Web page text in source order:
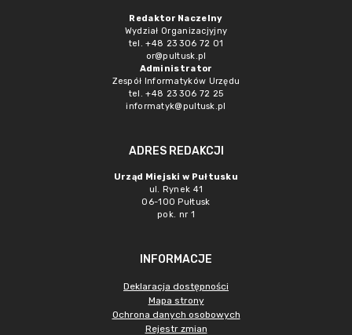
Redaktor Naczelny
Wydział Organizacjyjny
tel. +48 23 306 72 01
or@pultusk.pl
Administrator
Zespół Informatyków Urzędu
tel. +48 23 306 72 25
informatyk@pultusk.pl
ADRES REDAKCJI
Urząd Miejski w Pułtusku
ul. Rynek 41
06-100 Pułtusk
pok. nr 1
INFORMACJE
Deklaracja dostępności
Mapa strony
Ochrona danych osobowych
Rejestr zmian